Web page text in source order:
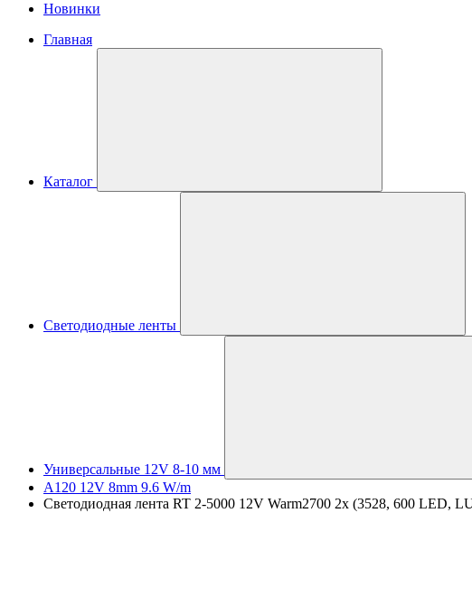
Новинки
Главная
Каталог
Светодиодные ленты
Универсальные 12V 8-10 мм
A120 12V 8mm 9.6 W/m
Светодиодная лента RT 2-5000 12V Warm2700 2x (3528, 600 LED,